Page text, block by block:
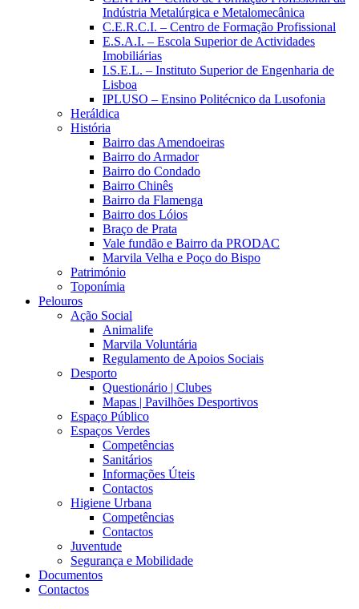
Indústria Metalúrgica e Metalomecânica
C.E.R.C.I. – Centro de Formação Profissional
E.S.A.I. – Escola Superior de Actividades
Imobiliárias
I.S.E.L. – Instituto Superior de Engenharia de
Lisboa
IPLUSO – Ensino Politécnico da Lusofonia
Heráldica
História
Bairro das Amendoeiras
Bairro do Armador
Bairro do Condado
Bairro Chinês
Bairro da Flamenga
Bairro dos Lóios
Braço de Prata
Vale fundão e Bairro da PRODAC
Marvila Velha e Poço do Bispo
Património
Toponímia
Pelouros
Ação Social
Animalife
Marvila Voluntária
Regulamento de Apoios Sociais
Desporto
Questionário | Clubes
Mapas | Pavilhões Desportivos
Espaço Público
Espaços Verdes
Competências
Sanitários
Informações Úteis
Contactos
Higiene Urbana
Competências
Contactos
Juventude
Segurança e Mobilidade
Documentos
Contactos